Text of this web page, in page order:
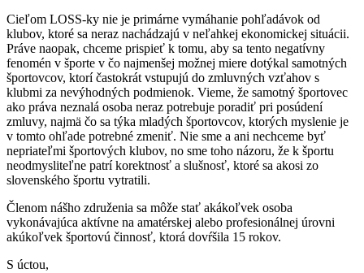
Cieľom LOSS-ky nie je primárne vymáhanie pohľadávok od
klubov, ktoré sa neraz nachádzajú v neľahkej ekonomickej situácii.
Práve naopak, chceme prispieť k tomu, aby sa tento negatívny
fenomén v športe v čo najmenšej možnej miere dotýkal samotných
športovcov, ktorí častokrát vstupujú do zmluvných vzťahov s
klubmi za nevýhodných podmienok. Vieme, že samotný športovec
ako práva neznalá osoba neraz potrebuje poradiť pri posúdení
zmluvy, najmä čo sa týka mladých športovcov, ktorých myslenie je
v tomto ohľade potrebné zmeniť. Nie sme a ani nechceme byť
nepriateľmi športových klubov, no sme toho názoru, že k športu
neodmysliteľne patrí korektnosť a slušnosť, ktoré sa akosi zo
slovenského športu vytratili.
Členom nášho združenia sa môže stať akákoľvek osoba
vykonávajúca aktívne na amatérskej alebo profesionálnej úrovni
akúkoľvek športovú činnosť, ktorá dovŕšila 15 rokov.
S úctou,